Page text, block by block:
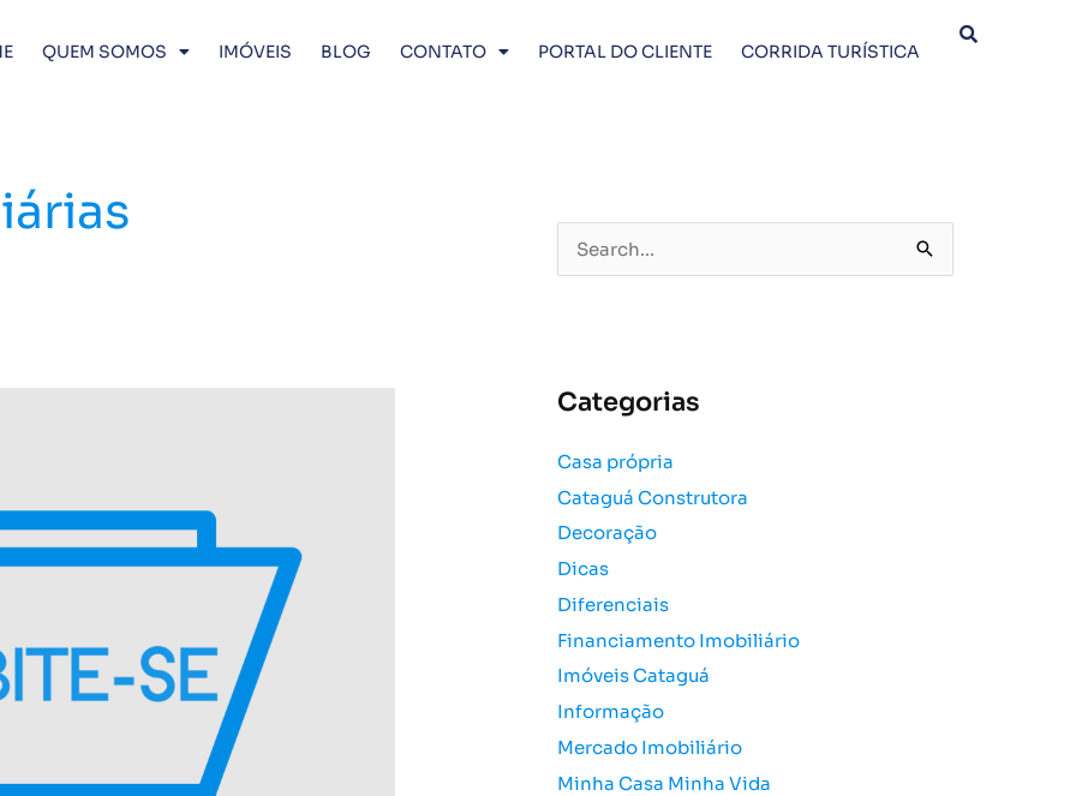
QUEM SOMOS IMÓVEIS BLOG CONTATO PORTAL DO CLIENTE CORRIDA TURÍSTICA
e
i
a
r
p
o
r
Categorias
Casa própria
Cataguá Construtora
Decoração
Dicas
Diferenciais
Financiamento Imobiliário
Imóveis Cataguá
Informação
Mercado Imobiliário
Minha Casa Minha Vida